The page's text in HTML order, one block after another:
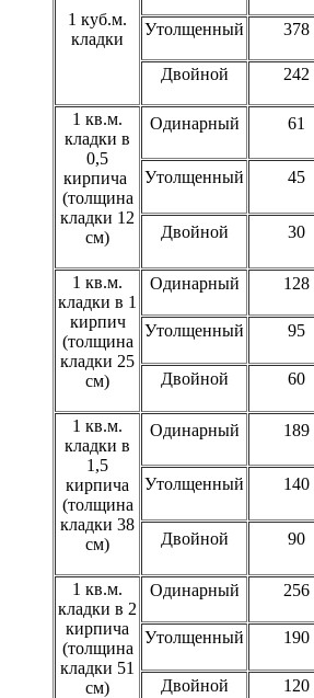
1 куб.м.
кладки
Утолщенный 378
Двойной 242
1 кв.м.
кладки в
0,5
кирпича
(толщина
кладки 12
см)
Одинарный 61
Утолщенный 45
Двойной 30
1 кв.м.
кладки в 1
кирпич
(толщина
кладки 25
см)
Одинарный 128
Утолщенный 95
Двойной 60
1 кв.м.
кладки в
1,5
кирпича
(толщина
кладки 38
см)
Одинарный 189
Утолщенный 140
Двойной 90
1 кв.м.
кладки в 2
кирпича
(толщина
кладки 51
см)
Одинарный 256
Утолщенный 190
Двойной 120